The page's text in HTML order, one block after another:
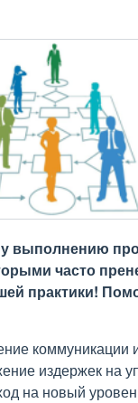
выполнению
часто
практики!
коммуникации
издержек на
на новый